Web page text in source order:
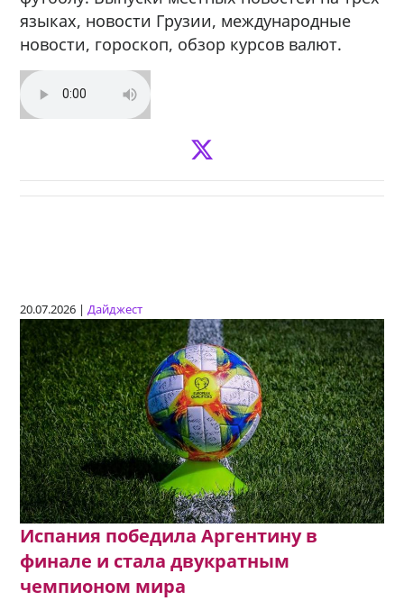
языках, новости Грузии, международные
новости, гороскоп, обзор курсов валют.
20.07.2026 |Дайджест
Испания победила Аргентину в
финале и стала двукратным
чемпионом мира